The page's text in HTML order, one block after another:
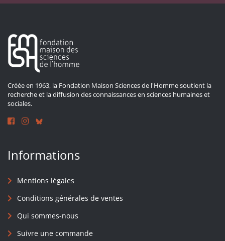
Créée en 1963, la Fondation Maison Sciences de l'Homme soutient la
recherche et la diffusion des connaissances en sciences humaines et
sociales.
Informations
Mentions légales
Conditions générales de ventes
Qui sommes-nous
Suivre une commande